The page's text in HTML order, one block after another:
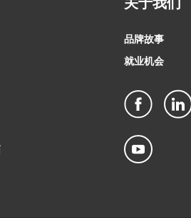
品牌故事
就业机会